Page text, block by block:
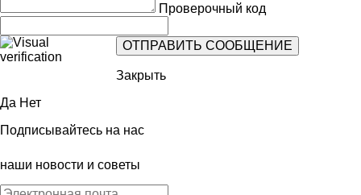
Проверочный код
Закрыть
Да Нет
Подписывайтесь на нас
наши новости и советы